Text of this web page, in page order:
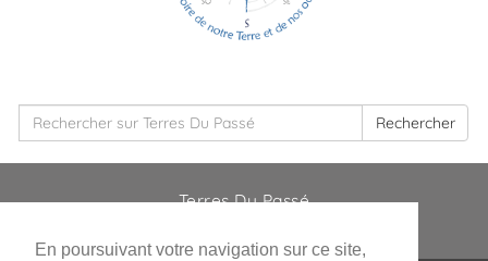
En poursuivant votre navigation sur ce site,
Rechercher
Terres Du Passé